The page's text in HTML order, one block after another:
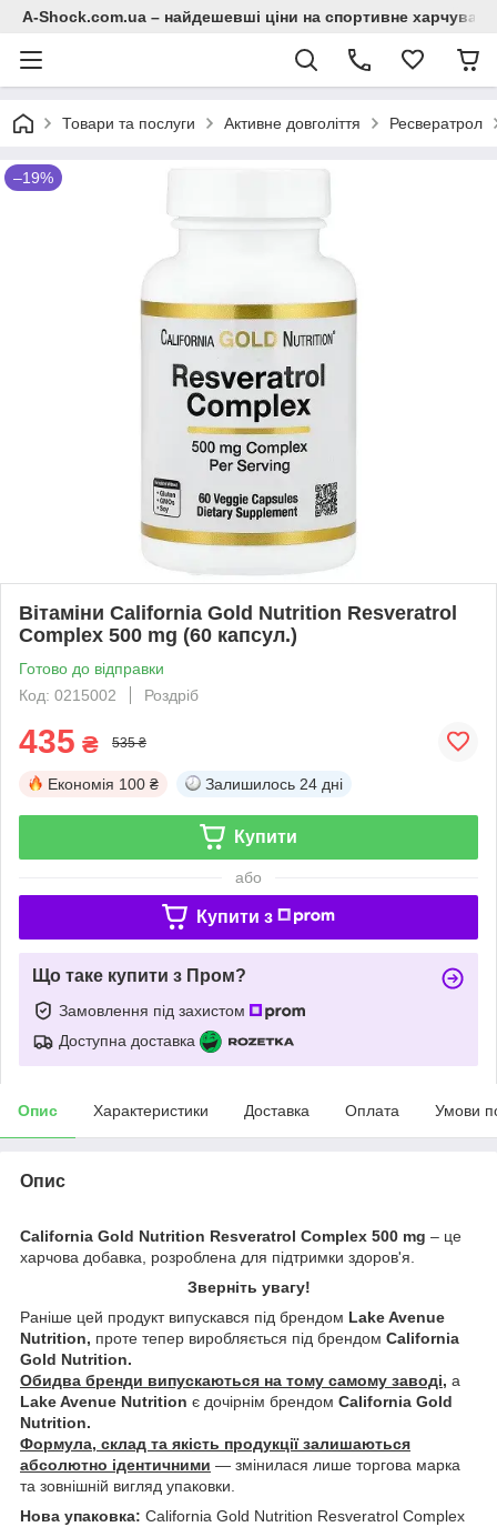
A-Shock.com.ua – найдешевші ціни на спортивне
Товари та послуги Активне довголіття Ресвератрол
–19%
Вітаміни California Gold Nutrition Resveratrol
Complex 500 mg (60 капсул.)
Готово до відправки
Код: 0215002
Роздріб
435 ₴ 535 ₴
Економія 100 ₴ Залишилось 24 дні
Купити
або
Купити з
Що таке купити з Пром?
Замовлення під захистом
Доступна доставка
Опис Характеристики Доставка Оплата Умови
Опис
California Gold Nutrition Resveratrol Complex 500 mg – це
харчова добавка, розроблена для підтримки здоров'я.
Зверніть увагу!
Раніше цей продукт випускався під брендом Lake Avenue
Nutrition, проте тепер виробляється під брендом California
Gold Nutrition.
Обидва бренди випускаються на тому самому заводі, а
Lake Avenue Nutrition є дочірнім брендом California Gold
Nutrition.
Формула, склад та якість продукції залишаються
абсолютно ідентичними — змінилася лише торгова марка
та зовнішній вигляд упаковки.
Нова упаковка: California Gold Nutrition Resveratrol Complex